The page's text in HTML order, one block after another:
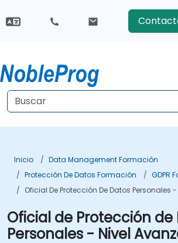
Inicio
Data Management Formación
Protección De Datos Formación
GDPR
Oficial De Protección De Datos Personales
Oficial de Protección de
Personales - Nivel